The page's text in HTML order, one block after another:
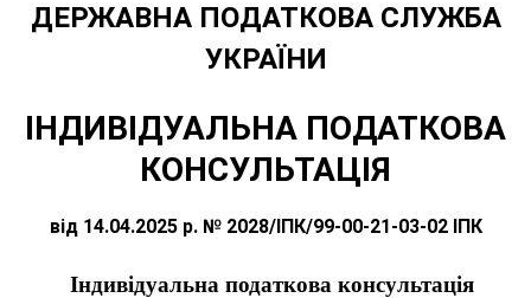
ДЕРЖАВНА ПОДАТКОВА СЛУЖБА
УКРАЇНИ
ІНДИВІДУАЛЬНА ПОДАТКОВА
КОНСУЛЬТАЦІЯ
від 14.04.2025 р. № 2028/ІПК/99-00-21-03-02 ІПК
Індивідуальна податкова консультація